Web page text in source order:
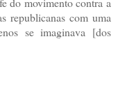
republicanas com uma
se imaginava [dos